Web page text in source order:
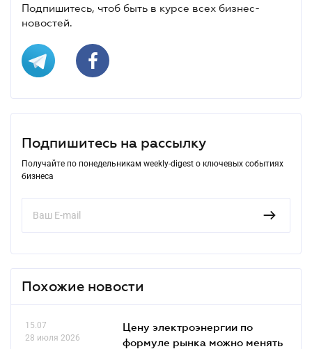
Подпишитесь, чтоб быть в курсе всех бизнес-
новостей.
Подпишитесь на рассылку
Получайте по понедельникам weekly-digest о ключевых событиях
бизнеса
Похожие новости
15.07
28 июля 2026
Цену электроэнергии по
формуле рынка можно менять